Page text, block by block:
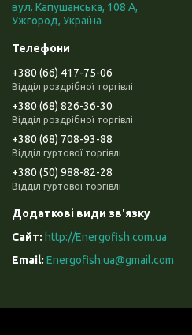
вул. Капушанська, 108 А,
Ужгород, Україна
+380 (66) 417-75-06
Відділ роздрібної торгівлі
+380 (68) 826-36-30
Відділ роздрібної торгівлі
+380 (68) 708-93-88
Відділ гуртової торгівлі
+380 (50) 988-82-28
Відділ гуртової торгівлі
http://Energofish.com.ua
Energofish.ua@gmail.com